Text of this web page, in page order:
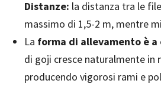
Distanze: la distanza tra le
massimo di 1,5-2 m, mentre
La forma di allevamento è a
di goji cresce naturalmente in
producendo vigorosi rami e